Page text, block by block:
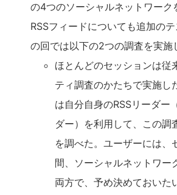
の4つのソーシャルネットワーク
RSSフィードについても追加の
の回では以下の2つの調査を実施
ほとんどのセッションは従
ティ調査のかたちで実施し
は自分自身のRSSリーダー
ダー）を利用して、この調
を調べた。ユーザーには、
間、ソーシャルネットワー
両方で、予め決めておいた